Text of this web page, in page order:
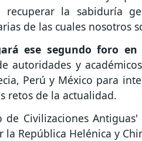
recuperar la sabiduría
de las cuales nosotros
ese segundo foro
autoridades y
Perú y México para
retos de la actualidad.
de Civilizaciones
la República Helénica y